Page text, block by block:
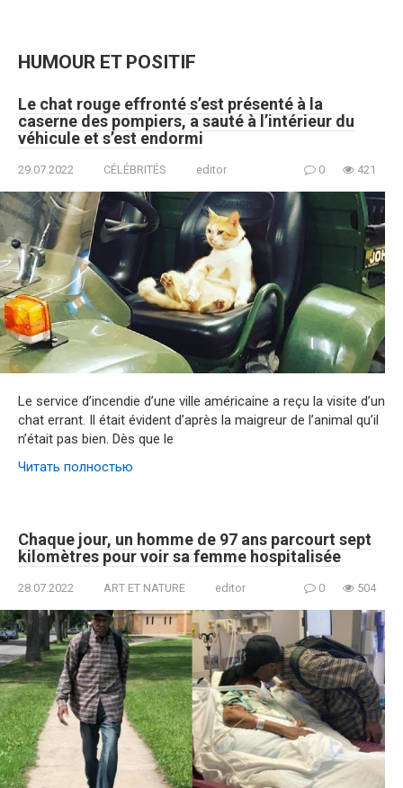
HUMOUR ET POSITIF
Le chat rouge effronté s’est présenté à la
caserne des pompiers, a sauté à l’intérieur du
véhicule et s’est endormi
29.07.2022 CÉLÉBRITÉS editor 0 421
Le service d’incendie d’une ville américaine a reçu la visite d’un
chat errant. Il était évident d’après la maigreur de l’animal qu’il
n’était pas bien. Dès que le
Читать полностью
Chaque jour, un homme de 97 ans parcourt sept
kilomètres pour voir sa femme hospitalisée
28.07.2022 ART ET NATURE editor 0 504